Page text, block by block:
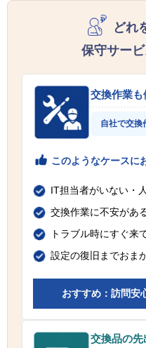
どれ
保守サー
交換作業
自社で交換
このようなケースに
IT担当者がいない・
交換作業に不安があ
トラブル時にすぐ来
設定の復旧までおま
おすすめ：訪問安
交換品の